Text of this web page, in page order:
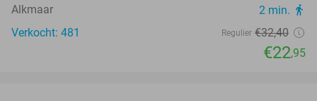
Alkmaar 2 min. directions_walk
Verkocht: 481 Regulier €32,40
€22,95